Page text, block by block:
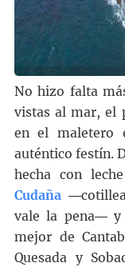
No hizo falta
vistas al mar, el
en el maletero
auténtico festín.
hecha con
Cudaña―cotillea
vale la pena― y
mejor de
Quesada y